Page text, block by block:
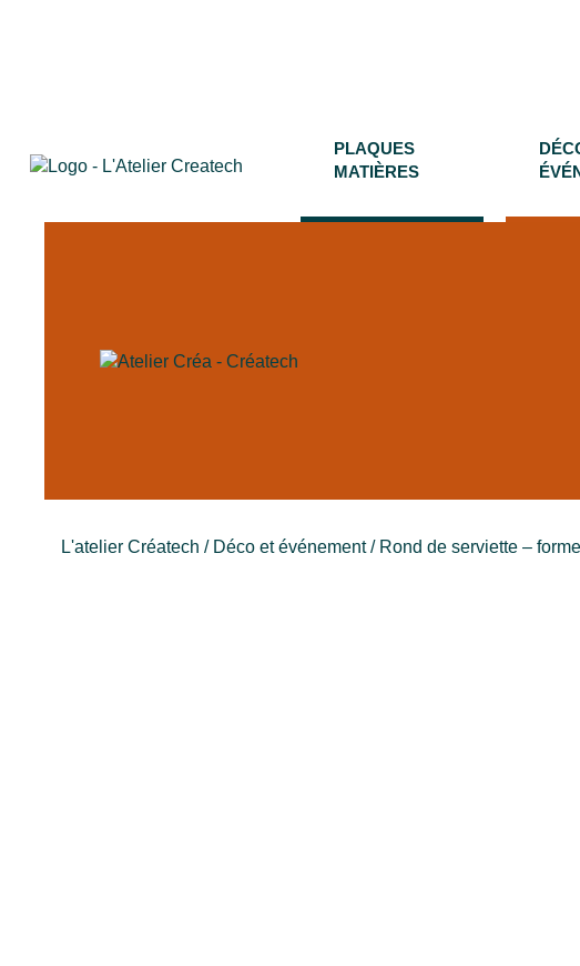
PLAQUES
MATIÈRES
L'atelier Créatech / Déco et événement/ Rond de serviette –